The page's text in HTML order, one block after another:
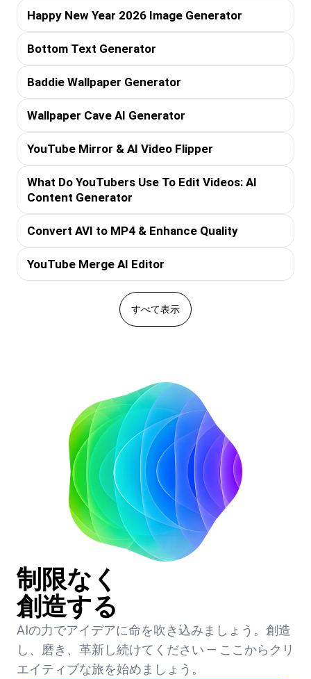
Happy New Year 2026 Image Generator
Bottom Text Generator
Baddie Wallpaper Generator
Wallpaper Cave AI Generator
YouTube Mirror & AI Video Flipper
What Do YouTubers Use To Edit Videos: AI
Content Generator
Convert AVI to MP4 & Enhance Quality
YouTube Merge AI Editor
すべて表示
制限なく
創造する
AIの力でアイデアに命を吹き込みましょう。創造
し、磨き、革新し続けてください — ここからクリ
エイティブな旅を始めましょう。